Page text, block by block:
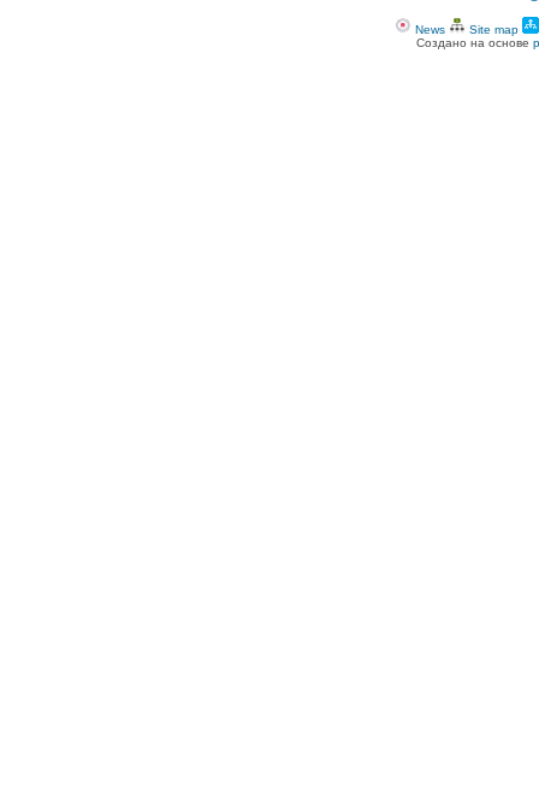
News Site map
Создано на основе